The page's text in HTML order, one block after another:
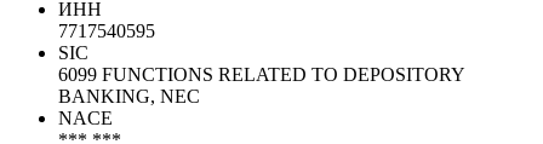
ИНН
7717540595
SIC
6099 FUNCTIONS RELATED TO DEPOSITORY
BANKING, NEC
NACE